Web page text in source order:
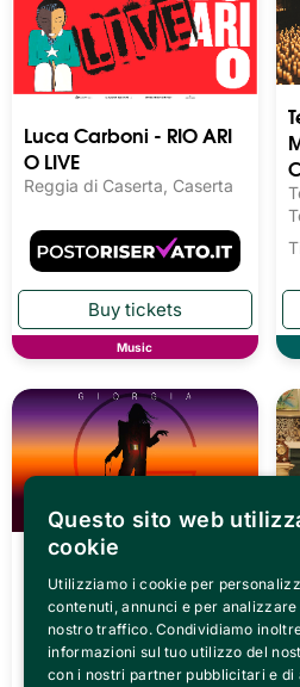
Luca Carboni - RIO ARI
O LIVE
Reggia di Caserta, Caserta
Music
Giorgia – G – Last Call
Reggia di Caserta, Caserta
Questo sito web
cookie
Utilizziamo i cookie per
contenuti, annunci e per analizzare
nostro traffico. Condividiamo
informazioni sul tuo utilizzo del
con i nostri partner pubblicitari e di